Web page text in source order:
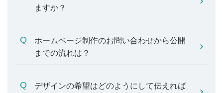
ますか？
ホームページ制作のお問い合わせから公開
までの流れは？
デザインの希望はどのようにして伝えれば